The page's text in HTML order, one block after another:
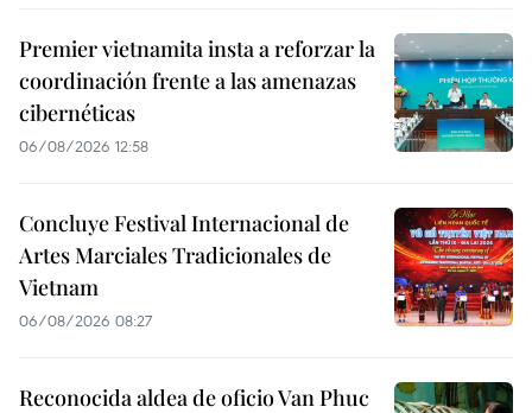
Premier vietnamita insta a reforzar la
coordinación frente a las amenazas
cibernéticas
06/08/2026 12:58
Concluye Festival Internacional de
Artes Marciales Tradicionales de
Vietnam
06/08/2026 08:27
Reconocida aldea de oficio Van Phuc